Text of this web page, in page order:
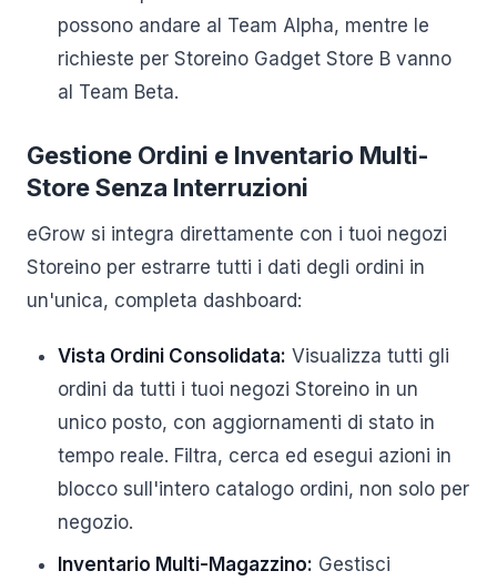
possono andare al Team Alpha, mentre le
richieste per Storeino Gadget Store B vanno
al Team Beta.
Gestione Ordini e Inventario Multi-
Store Senza Interruzioni
eGrow si integra direttamente con i tuoi negozi
Storeino per estrarre tutti i dati degli ordini in
un'unica, completa dashboard:
Vista Ordini Consolidata: Visualizza tutti gli
ordini da tutti i tuoi negozi Storeino in un
unico posto, con aggiornamenti di stato in
tempo reale. Filtra, cerca ed esegui azioni in
blocco sull'intero catalogo ordini, non solo per
negozio.
Inventario Multi-Magazzino: Gestisci